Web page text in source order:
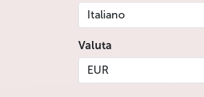
Italiano
Valuta
EUR